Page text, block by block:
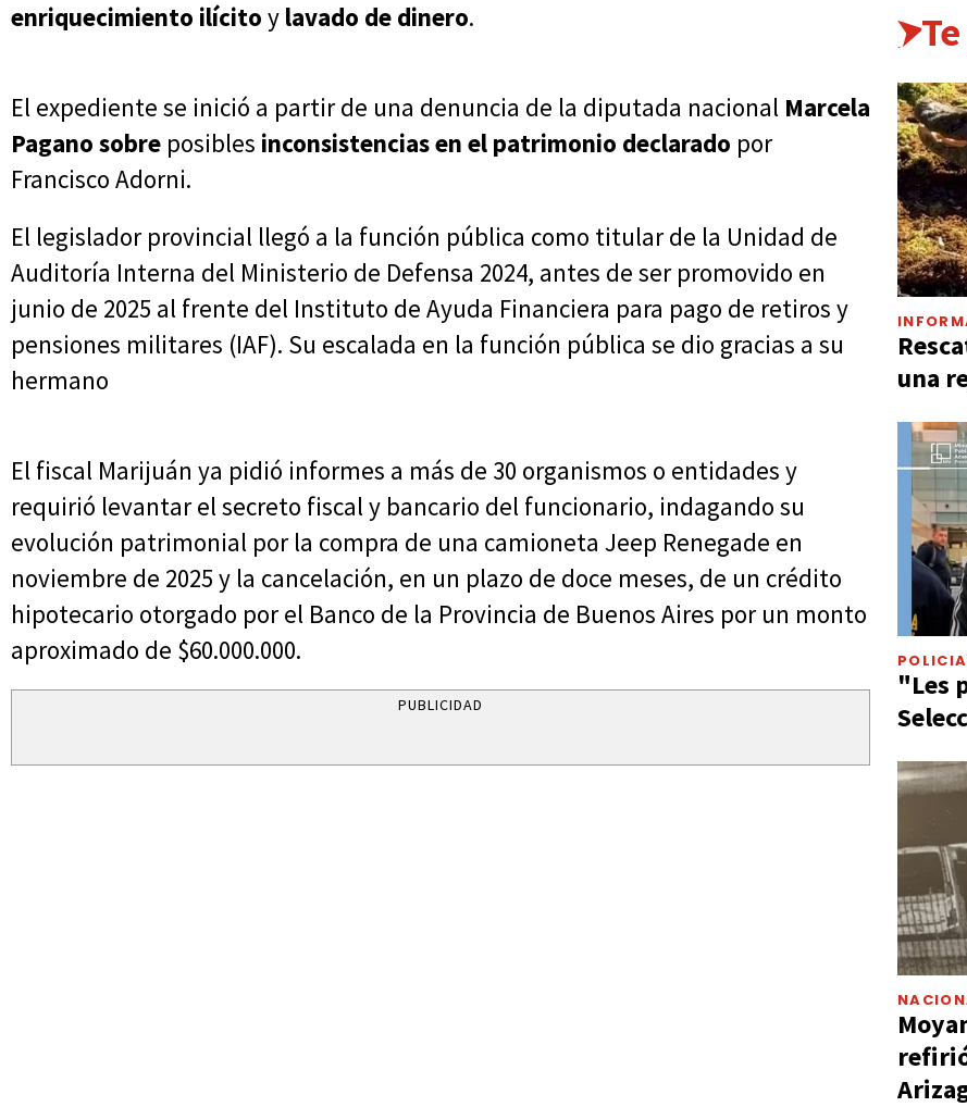
enriquecimiento ilícito y lavado de dinero.
El expediente se inició a partir de una denuncia de la diputada nacional Marcela
Pagano sobre posibles inconsistencias en el patrimonio declarado por
Francisco Adorni.
El legislador provincial llegó a la función pública como titular de la Unidad de
Auditoría Interna del Ministerio de Defensa 2024, antes de ser promovido en
junio de 2025 al frente del Instituto de Ayuda Financiera para pago de retiros y
pensiones militares (IAF). Su escalada en la función pública se dio gracias a su
hermano
El fiscal Marijuán ya pidió informes a más de 30 organismos o entidades y
requirió levantar el secreto fiscal y bancario del funcionario, indagando su
evolución patrimonial por la compra de una camioneta Jeep Renegade en
noviembre de 2025 y la cancelación, en un plazo de doce meses, de un crédito
hipotecario otorgado por el Banco de la Provincia de Buenos Aires por un monto
aproximado de $60.000.000.
PUBLICIDAD
una
"Les